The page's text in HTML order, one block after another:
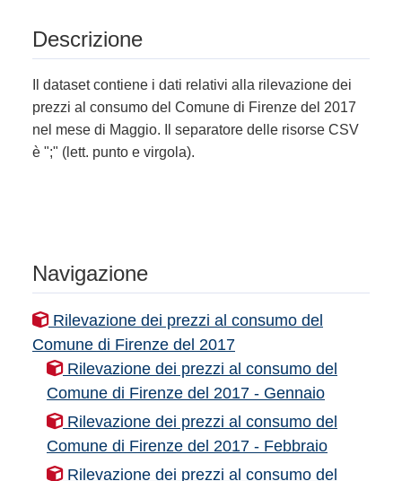
Descrizione
Il dataset contiene i dati relativi alla rilevazione dei
prezzi al consumo del Comune di Firenze del 2017
nel mese di Maggio. Il separatore delle risorse CSV
è ";" (lett. punto e virgola).
Navigazione
Rilevazione dei prezzi al consumo del
Comune di Firenze del 2017
Rilevazione dei prezzi al consumo del
Comune di Firenze del 2017 - Gennaio
Rilevazione dei prezzi al consumo del
Comune di Firenze del 2017 - Febbraio
Rilevazione dei prezzi al consumo del